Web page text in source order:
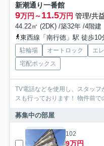
新潮通り一番館
9万円～11.5万円 管理/共
44.22㎡ (2DK) /築32年 /4階建
東西線「南行徳」駅 徒歩10
駐輪場 オートロック エ
宅配ボックス
TV電話などを使用し、スタッ
スも行っております！ 物件前で
募集中の部屋
102
9万円